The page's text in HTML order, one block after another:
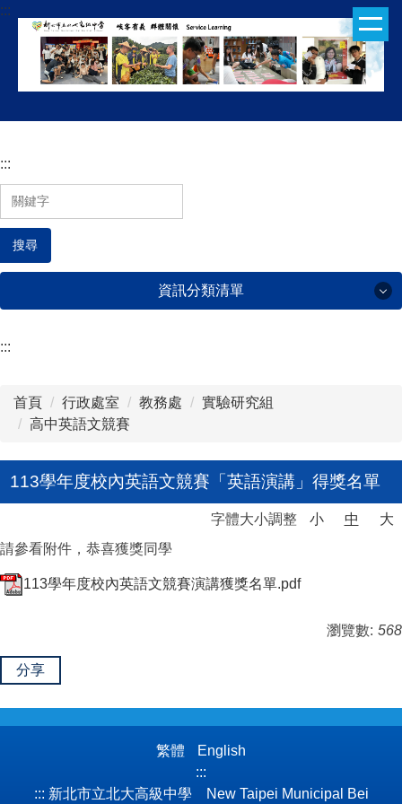
跳
容
:::
:::
搜尋
資訊分類清單
:::
首頁 行政處室 教務處
實驗研究組
高中英語文競賽
113學年度校內英語文競賽「英語演講」得獎名單
字體大小調整 小 中
大
請參看附件，恭喜獲獎同學
113學年度校內英語文競賽演講獲獎名單.pdf
瀏覽數: 568
分享
繁體
English
:::
::: 新北市立北大高級中學 New Taipei Municipal Bei